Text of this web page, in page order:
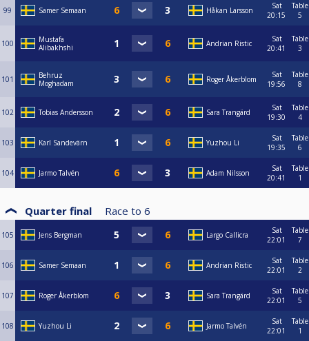
99 Samer Semaan Håkan Larsson
Sat
20:15
Table
5
100
Mustafa
Alibakhshi
Andrian Ristic
Sat
20:41
Table
3
101
Behruz
Moghadam
Roger Åkerblom
Sat
19:56
Table
8
102 Tobias Andersson Sara Trangärd
Sat
19:30
Table
4
103 Karl Sandevärn Yuzhou Li
Sat
19:35
Table
6
104 Jarmo Talvén Adam Nilsson
Sat
20:41
Table
1
Quarter final Race to 6
105 Jens Bergman Largo Callicra
Sat
22:01
Table
7
106 Samer Semaan Andrian Ristic
Sat
22:01
Table
2
107 Roger Åkerblom Sara Trangärd
Sat
22:01
Table
5
108 Yuzhou Li Jarmo Talvén
Sat
22:01
Table
1